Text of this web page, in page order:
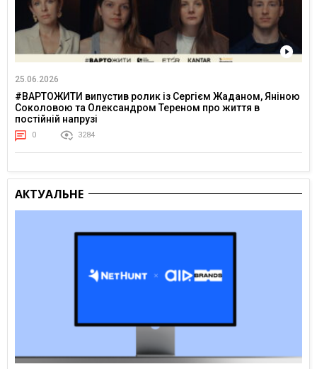
25.06.2026
#ВАРТОЖИТИ випустив ролик із Сергієм Жаданом, Яніною
Соколовою та Олександром Тереном про життя в
постійній напрузі
0 3284
АКТУАЛЬНЕ